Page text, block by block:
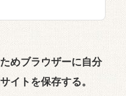
めブラウザーに自分
イトを保存する。